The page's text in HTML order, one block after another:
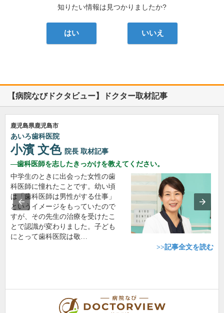
知りたい情報は見つかりましたか?
はい いいえ
【病院なびドクタビュー】ドクター取材記事
鹿児島県鹿児島市
あいろ歯科医院
小濱 文色 院長 取材記事
歯科医師を志したきっかけを教えてください。
中学生のときに出会った女性の歯
科医師に憧れたことです。幼い頃
は「歯科医師は男性がする仕事」
というイメージをもっていたので
すが、その先生の治療を受けたこ
とで認識が変わりました。子ども
にとって歯科医院は敬…
>>記事全文を読む